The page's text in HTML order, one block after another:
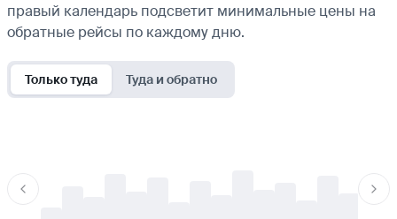
правый календарь подсветит минимальные цены на
обратные рейсы по каждому дню.
Только туда Туда и обратно